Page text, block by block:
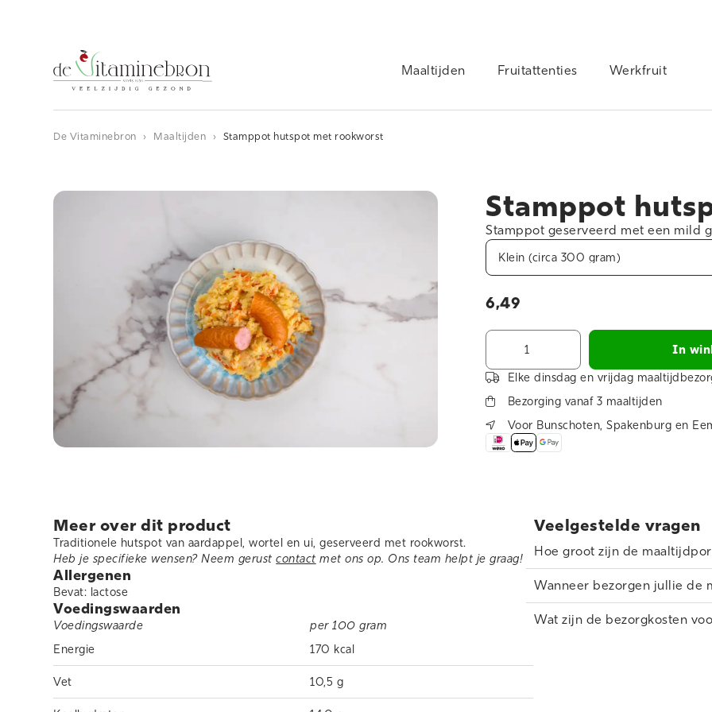
Maaltijden Fruitattenties Werkfruit
De Vitaminebron › Maaltijden › Stamppot hutspot met rookworst
Stamppot
Stamppot geserveerd met een mild
6,49
In
Elke dinsdag en vrijdag
Bezorging vanaf 3 maaltijden
Voor Bunschoten, Spakenburg en
Meer over dit product
Traditionele hutspot van aardappel, wortel en ui, geserveerd met rookworst.
Heb je specifieke wensen? Neem gerustcontact met ons op. Ons team helpt je graag!
Allergenen
Bevat: lactose
Voedingswaarden
Voedingswaarde
per 100 gram
Energie
170 kcal
Vet 10,5 g
Veelgestelde vragen
Hoe groot zijn de
Onze stampotmaaltijden zijn
Voor de meeste volwassenen
gemiddelde portie is voor een
verkrijgbaar in één portiegrootte.
Wanneer bezorgen jullie de
Wij bezorgen de maaltijden op
Wat zijn de bezorgkosten